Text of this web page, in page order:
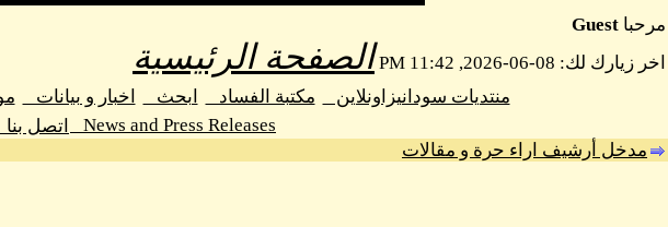
مرحبا Guest
اخر زيارك لك: 08-06-2026, 11:42 PM
الصفحة الرئيسية
منتديات سودانيزاونلاين مكتبة الفساد ابحث اخبار و بيانات
News and Press Releases
اتصل بنا
مدخل أرشيف اراء حرة و مقالات